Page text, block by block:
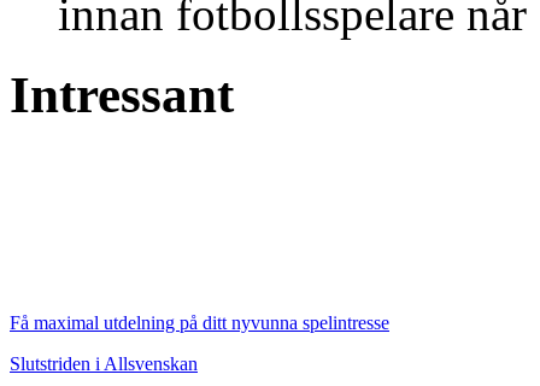
innan fotbollsspelare
Intressant
Få maximal utdelning på ditt nyvunna spelintresse
Slutstriden i Allsvenskan